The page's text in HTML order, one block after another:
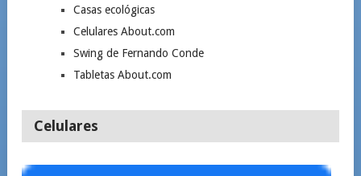
Casas ecológicas
Celulares About.com
Swing de Fernando Conde
Tabletas About.com
Celulares